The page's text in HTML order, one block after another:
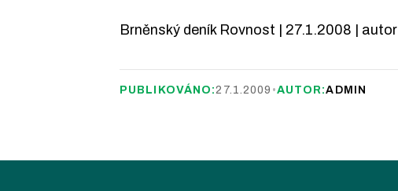
Brněnský deník Rovnost | 27.1.2008 |
PUBLIKOVÁNO:27.1.2009 •AUTOR:ADMIN